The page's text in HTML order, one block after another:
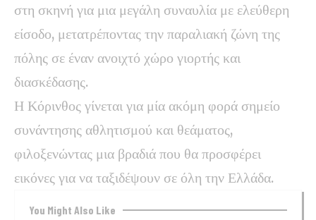
στη σκηνή για μια μεγάλη συναυλία με ελεύθερη
είσοδο, μετατρέποντας την παραλιακή ζώνη της
πόλης σε έναν ανοιχτό χώρο γιορτής και
διασκέδασης.
Η Κόρινθος γίνεται για μία ακόμη φορά σημείο
συνάντησης αθλητισμού και θεάματος,
φιλοξενώντας μια βραδιά που θα προσφέρει
εικόνες για να ταξιδέψουν σε όλη την Ελλάδα.
You Might Also Like